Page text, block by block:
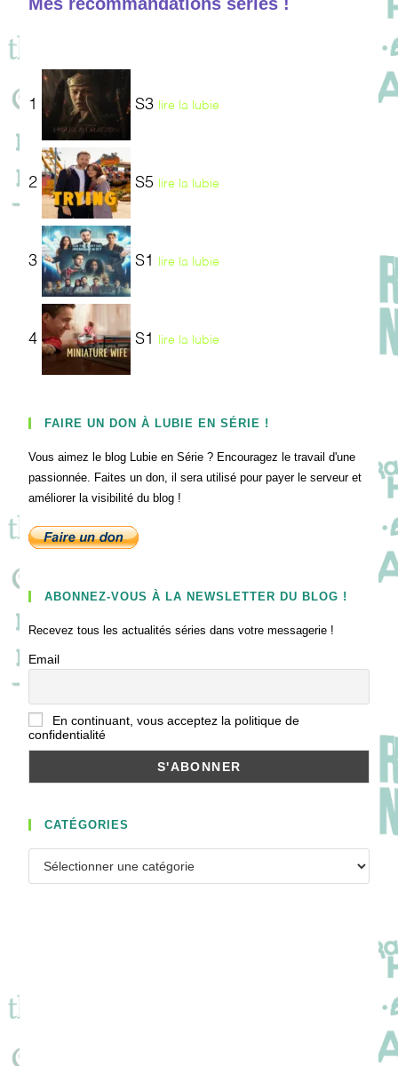
1 S3 lire la lubie
2 S5 lire la lubie
3 S1 lire la lubie
4 S1 lire la lubie
FAIRE UN DON À LUBIE EN SÉRIE !
Vous aimez le blog Lubie en Série ? Encouragez le travail d'une
passionnée. Faites un don, il sera utilisé pour payer le serveur et
améliorer la visibilité du blog !
ABONNEZ-VOUS À LA NEWSLETTER DU BLOG !
Recevez tous les actualités séries dans votre messagerie !
Email
En continuant, vous acceptez la politique de
confidentialité
CATÉGORIES